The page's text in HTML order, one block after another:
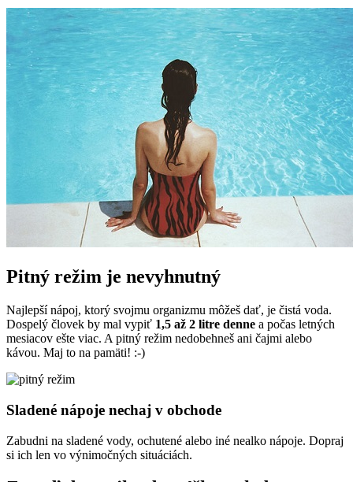
Pitný režim je nevyhnutný
Najlepší nápoj, ktorý svojmu organizmu môžeš dať, je čistá voda.
Dospelý človek by mal vypiť 1,5 až 2 litre denne a počas letných
mesiacov ešte viac. A pitný režim nedobehneš ani čajmi alebo
kávou. Maj to na pamäti! :-)
Sladené nápoje nechaj v obchode
Zabudni na sladené vody, ochutené alebo iné nealko nápoje. Dopraj
si ich len vo výnimočných situáciách.